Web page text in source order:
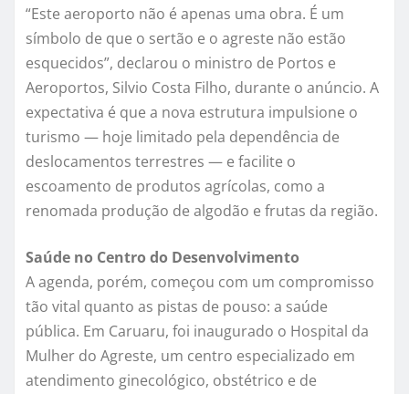
“Este aeroporto não é apenas uma obra. É um
símbolo de que o sertão e o agreste não estão
esquecidos”, declarou o ministro de Portos e
Aeroportos, Silvio Costa Filho, durante o anúncio. A
expectativa é que a nova estrutura impulsione o
turismo — hoje limitado pela dependência de
deslocamentos terrestres — e facilite o
escoamento de produtos agrícolas, como a
renomada produção de algodão e frutas da região.
Saúde no Centro do Desenvolvimento
A agenda, porém, começou com um compromisso
tão vital quanto as pistas de pouso: a saúde
pública. Em Caruaru, foi inaugurado o Hospital da
Mulher do Agreste, um centro especializado em
atendimento ginecológico, obstétrico e de